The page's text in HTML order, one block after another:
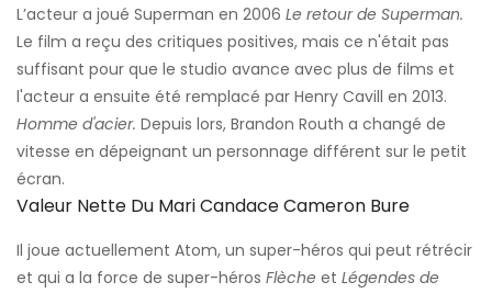
L’acteur a joué Superman en 2006 Le retour de Superman.
Le film a reçu des critiques positives, mais ce n'était pas
suffisant pour que le studio avance avec plus de films et
l'acteur a ensuite été remplacé par Henry Cavill en 2013.
Homme d'acier. Depuis lors, Brandon Routh a changé de
vitesse en dépeignant un personnage différent sur le petit
écran.
Valeur Nette Du Mari Candace Cameron Bure
Il joue actuellement Atom, un super-héros qui peut rétrécir
et qui a la force de super-héros Flèche et Légendes de